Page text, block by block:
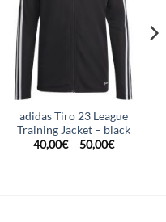
adidas Tiro 23 League
Training Jacket – black
40,00€– 50,00€